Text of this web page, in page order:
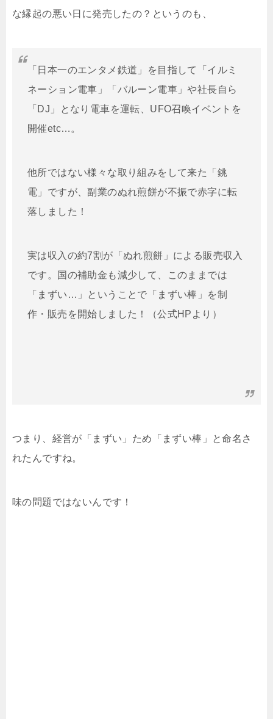
な縁起の悪い日に発売したの？というのも、
「日本一のエンタメ鉄道」を目指して「イルミ
ネーション電車」「バルーン電車」や社長自ら
「DJ」となり電車を運転、UFO召喚イベントを
開催etc…。
他所ではない様々な取り組みをして来た「銚
電」ですが、副業のぬれ煎餅が不振で赤字に転
落しました！
実は収入の約7割が「ぬれ煎餅」による販売収入
です。国の補助金も減少して、このままでは
「まずい…」ということで「まずい棒」を制
作・販売を開始しました！（公式HPより）
つまり、経営が「まずい」ため「まずい棒」と命名さ
れたんですね。
味の問題ではないんです！